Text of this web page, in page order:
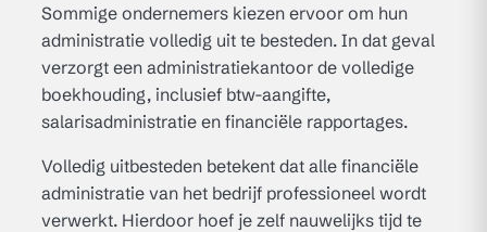
Sommige ondernemers kiezen ervoor om hun
administratie volledig uit te besteden. In dat geval
verzorgt een administratiekantoor de volledige
boekhouding, inclusief btw-aangifte,
salarisadministratie en financiële rapportages.
Volledig uitbesteden betekent dat alle financiële
administratie van het bedrijf professioneel wordt
verwerkt. Hierdoor hoef je zelf nauwelijks tijd te